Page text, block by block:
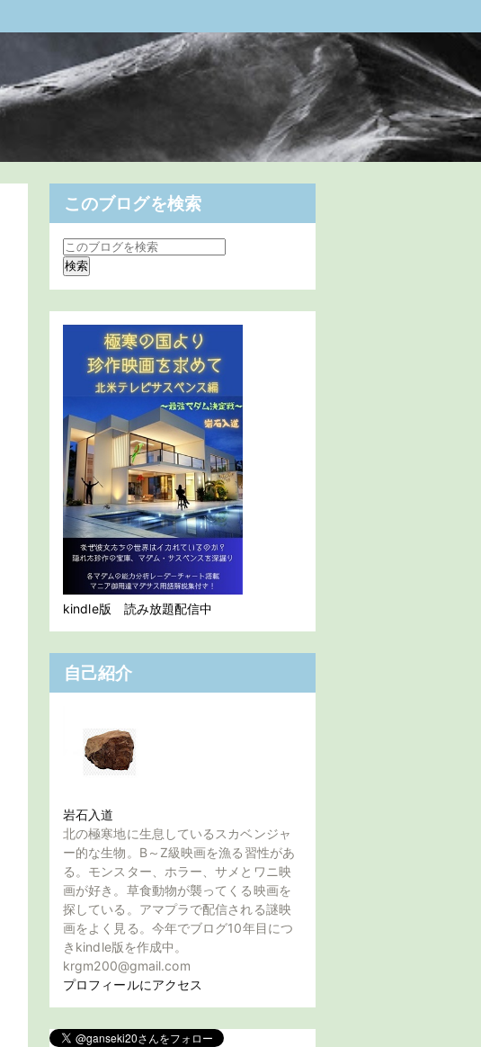
このブログを検索
kindle版 読み放題配信中
自己紹介
岩石入道
北の極寒地に生息しているスカベンジャ
ー的な生物。B～Z級映画を漁る習性があ
る。モンスター、ホラー、サメとワニ映
画が好き。草食動物が襲ってくる映画を
探している。アマプラで配信される謎映
画をよく見る。今年でブログ10年目につ
きkindle版を作成中。
krgm200@gmail.com
プロフィールにアクセス